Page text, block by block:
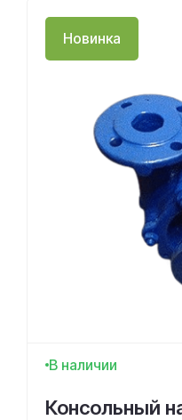
Новинка
В наличии
Консольный